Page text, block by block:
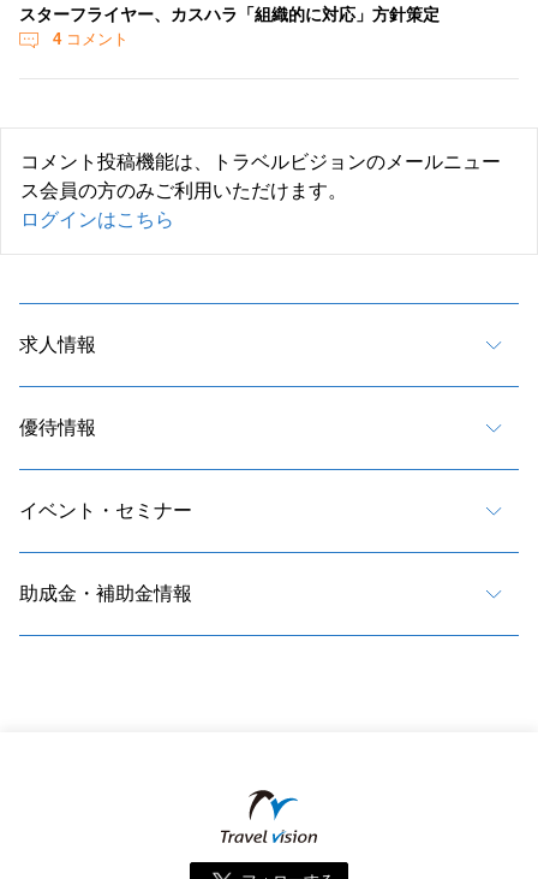
スターフライヤー、カスハラ「組織的に対応」方針策定
4コメント
コメント投稿機能は、トラベルビジョンのメールニュー
ス会員の方のみご利用いただけます。
ログインはこちら
求人情報
優待情報
イベント・セミナー
助成金・補助金情報